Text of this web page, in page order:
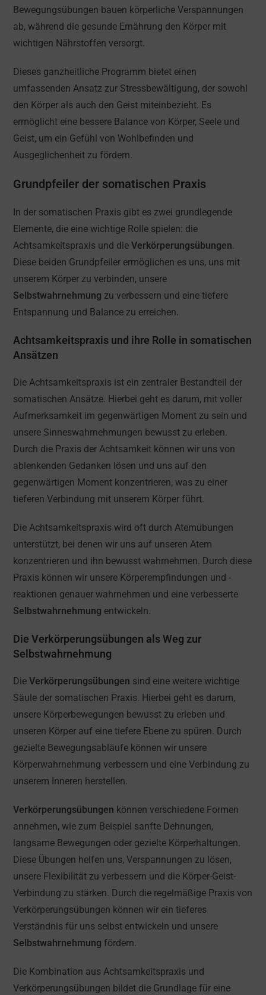
Bewegungsübungen bauen körperliche Verspannungen
ab, während die gesunde Ernährung den Körper mit
wichtigen Nährstoffen versorgt.
Dieses ganzheitliche Programm bietet einen
umfassenden Ansatz zur Stressbewältigung, der sowohl
den Körper als auch den Geist miteinbezieht. Es
ermöglicht eine bessere Balance von Körper, Seele und
Geist, um ein Gefühl von Wohlbefinden und
Ausgeglichenheit zu fördern.
Grundpfeiler der somatischen Praxis
In der somatischen Praxis gibt es zwei grundlegende
Elemente, die eine wichtige Rolle spielen: die
Achtsamkeitspraxis und dieVerkörperungsübungen.
Diese beiden Grundpfeiler ermöglichen es uns, uns mit
unserem Körper zu verbinden, unsere
Selbstwahrnehmung zu verbessern und eine tiefere
Entspannung und Balance zu erreichen.
Achtsamkeitspraxis und ihre Rolle in somatischen
Ansätzen
Die Achtsamkeitspraxis ist ein zentraler Bestandteil der
somatischen Ansätze. Hierbei geht es darum, mit voller
Aufmerksamkeit im gegenwärtigen Moment zu sein und
unsere Sinneswahrnehmungen bewusst zu erleben.
Durch die Praxis der Achtsamkeit können wir uns von
ablenkenden Gedanken lösen und uns auf den
gegenwärtigen Moment konzentrieren, was zu einer
tieferen Verbindung mit unserem Körper führt.
Die Achtsamkeitspraxis wird oft durch Atemübungen
unterstützt, bei denen wir uns auf unseren Atem
konzentrieren und ihn bewusst wahrnehmen. Durch diese
Praxis können wir unsere Körperempfindungen und -
reaktionen genauer wahrnehmen und eine verbesserte
Selbstwahrnehmung entwickeln.
Die Verkörperungsübungen als Weg zur
Selbstwahrnehmung
DieVerkörperungsübungen sind eine weitere wichtige
Säule der somatischen Praxis. Hierbei geht es darum,
unsere Körperbewegungen bewusst zu erleben und
unseren Körper auf eine tiefere Ebene zu spüren. Durch
gezielte Bewegungsabläufe können wir unsere
Körperwahrnehmung verbessern und eine Verbindung zu
unserem Inneren herstellen.
Verkörperungsübungen können verschiedene Formen
annehmen, wie zum Beispiel sanfte Dehnungen,
langsame Bewegungen oder gezielte Körperhaltungen.
Diese Übungen helfen uns, Verspannungen zu lösen,
unsere Flexibilität zu verbessern und die Körper-Geist-
Verbindung zu stärken. Durch die regelmäßige Praxis von
Verkörperungsübungen können wir ein tieferes
Verständnis für uns selbst entwickeln und unsere
Selbstwahrnehmung fördern.
Die Kombination aus Achtsamkeitspraxis und
Verkörperungsübungen bildet die Grundlage für eine